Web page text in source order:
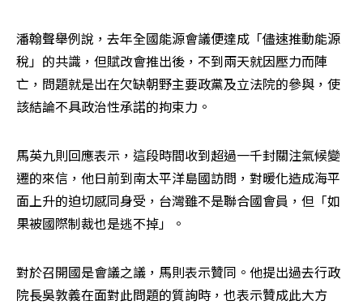
潘翰聲舉例說，去年全國能源會議便達成「儘速推動能源
稅」的共識，但賦改會推出後，不到兩天就因壓力而陣
亡，問題就是出在欠缺朝野主要政黨及立法院的參與，使
該結論不具政治性承諾的拘束力。
馬英九則回應表示，這段時間收到超過一千封關注氣候變
遷的來信，他日前到南太平洋島國訪問，對暖化造成海平
面上升的迫切感同身受，台灣雖不是聯合國會員，但「如
果被國際制裁也是逃不掉」。
對於召開國是會議之議，馬則表示贊同。他提出過去行政
院長吳敦義在面對此問題的質詢時，也表示贊成此大方